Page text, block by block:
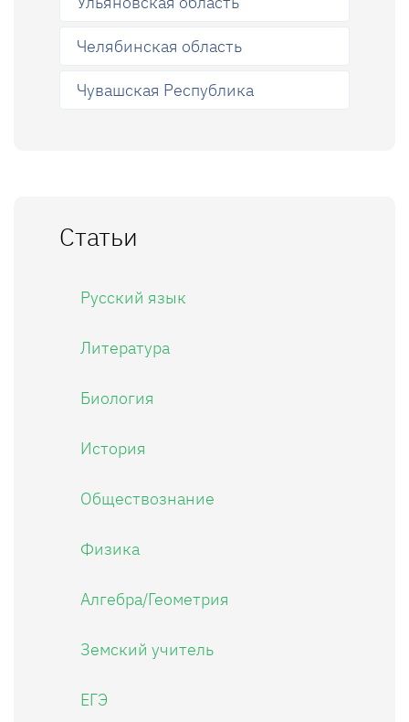
Челябинская область
Чувашская Республика
Статьи
Русский язык
Литература
Биология
История
Обществознание
Физика
Алгебра/Геометрия
Земский учитель
ЕГЭ